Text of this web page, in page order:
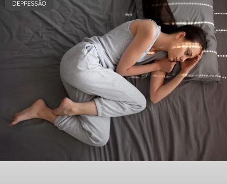
DEPRESSÃO